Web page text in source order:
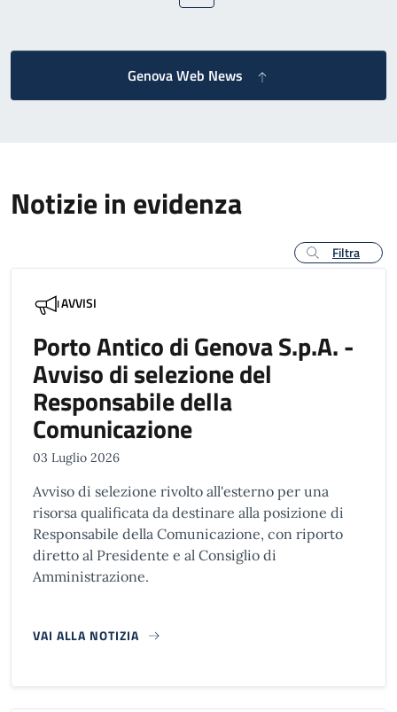
Genova Web News
Notizie in evidenza
Filtra
AVVISI
Porto Antico di Genova S.p.A. -
Avviso di selezione del
Responsabile della
Comunicazione
03 Luglio 2026
Avviso di selezione rivolto all'esterno per una
risorsa qualificata da destinare alla posizione di
Responsabile della Comunicazione, con riporto
diretto al Presidente e al Consiglio di
Amministrazione.
VAI ALLA NOTIZIA